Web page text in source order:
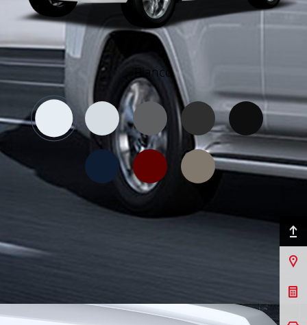
Blanco
Agendar prueba de